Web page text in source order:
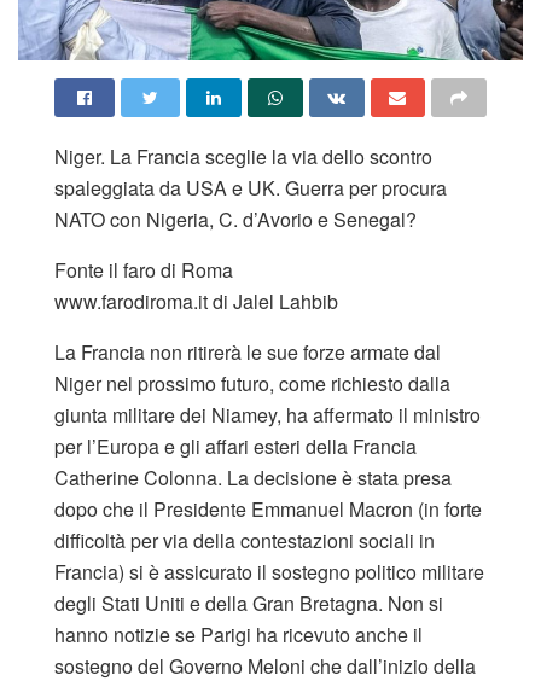
Niger. La Francia sceglie la via dello scontro
spaleggiata da USA e UK. Guerra per procura
NATO con Nigeria, C. d’Avorio e Senegal?
Fonte il faro di Roma
www.farodiroma.it di Jalel Lahbib
La Francia non ritirerà le sue forze armate dal
Niger nel prossimo futuro, come richiesto dalla
giunta militare dei Niamey, ha affermato il ministro
per l’Europa e gli affari esteri della Francia
Catherine Colonna. La decisione è stata presa
dopo che il Presidente Emmanuel Macron (in forte
difficoltà per via della contestazioni sociali in
Francia) si è assicurato il sostegno politico militare
degli Stati Uniti e della Gran Bretagna. Non si
hanno notizie se Parigi ha ricevuto anche il
sostegno del Governo Meloni che dall’inizio della